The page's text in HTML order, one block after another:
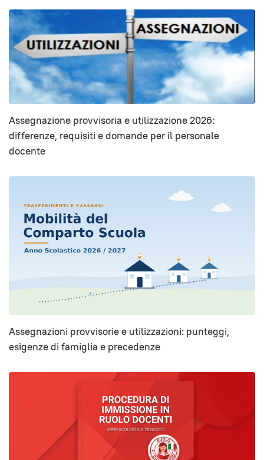
Assegnazione provvisoria e utilizzazione 2026:
differenze, requisiti e domande per il personale
docente
Assegnazioni provvisorie e utilizzazioni: punteggi,
esigenze di famiglia e precedenze